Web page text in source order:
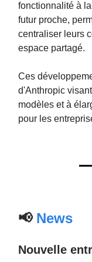
fonctionnalité à
futur proche,
centraliser leurs
espace partagé.
Ces
d'Anthropic
modèles et à
pour les
📢 News
Nouvelle